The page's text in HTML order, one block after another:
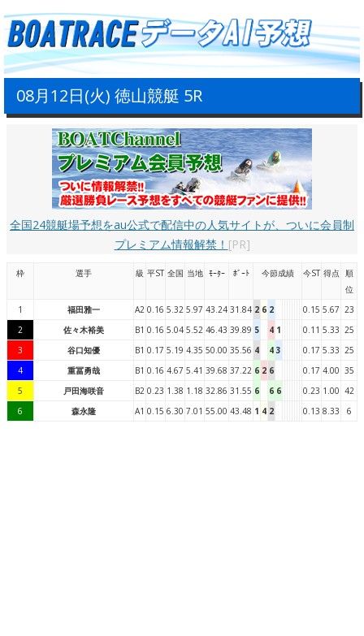
08月12日(火) 徳山競艇 5R
全国24競艇場予想をau公式で配信中の人気サイトが、ついに会員制
プレミアム情報解禁！ [PR]
枠 選手 級 平ST 全国 当地 ﾓｰﾀｰ ﾎﾞｰﾄ 今節成績 今ST 得点
順
位
1
福田雅一 A2 0.16 5.32 5.97 43.24 31.84 2 6 2 0.15 5.67 23
2
佐々木裕美 B1 0.16 5.04 5.52 46.43 39.89 5 4 1 0.11 5.33 25
3
谷口知優 B1 0.17 5.19 4.35 50.00 35.56 4 4 3 0.17 5.33 25
4
重冨勇哉 B1 0.16 4.67 5.41 39.68 37.22 6 2 6 0.17 4.00 35
5
戸田海咲音 B2 0.23 1.38 1.18 32.86 31.55 6 6 6 0.23 1.00 42
6
森永隆 A1 0.15 6.30 7.01 55.00 43.48 1 4 2 0.13 8.33 6